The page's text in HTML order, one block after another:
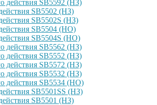
действия SB5592 (НЗ)
SB5502 (НЗ)
SB5502S (НЗ)
SB5504 (НО)
SB5504S (НО)
действия SB5562 (НЗ)
действия SB5552 (НЗ)
действия SB5572 (НЗ)
действия SB5532 (НЗ)
действия SB5534 (НО)
SB5501SS (НЗ)
SB5501 (НЗ)